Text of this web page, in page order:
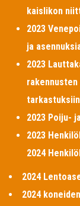
kaislikon
2023
ja
2023
tarkastuksiin
2023 Poiju-
2023
2024
2024
2024